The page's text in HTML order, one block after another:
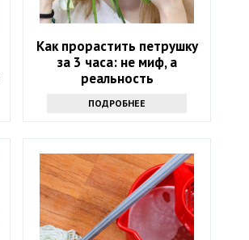
Как прорастить петрушку
за 3 часа: не миф, а
реальность
ПОДРОБНЕЕ